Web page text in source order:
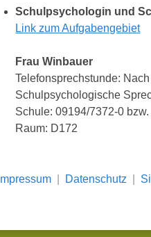
Schulpsychologin und
Link zum Aufgabengebiet
Frau Winbauer
Telefonsprechstunde:
Schulpsychologische
Schule: 09194/7372-0
Raum: D172
Impressum Datenschutz